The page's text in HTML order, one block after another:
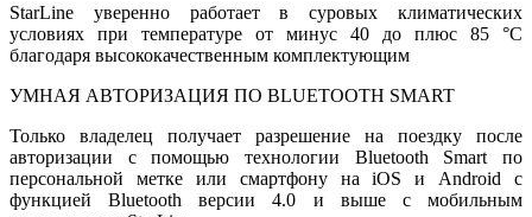
StarLine уверенно работает в суровых климатических
условиях при температуре от минус 40 до плюс 85 °С
благодаря высококачественным комплектующим
УМНАЯ АВТОРИЗАЦИЯ ПО BLUETOOTH SMART
Только владелец получает разрешение на поездку после
авторизации с помощью технологии Bluetooth Smart по
персональной метке или смартфону на iOS и Android с
функцией Bluetooth версии 4.0 и выше с мобильным